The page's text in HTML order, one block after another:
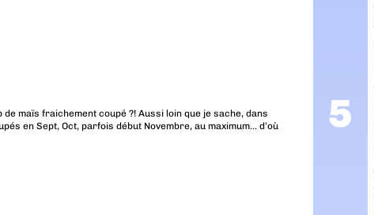
maïs fraichement coupé ?! Aussi loin que je sache, dans
en Sept, Oct, parfois début Novembre, au maximum… d’où